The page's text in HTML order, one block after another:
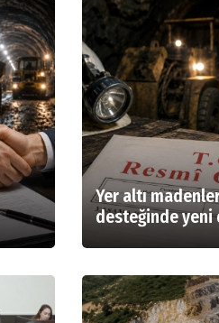
Yer altı
desteğinde yeni